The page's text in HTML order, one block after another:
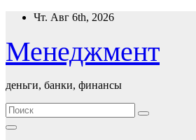
Перейти
содержимому
Чт. Авг 6th, 2026
Менеджмент
деньги, банки, финансы